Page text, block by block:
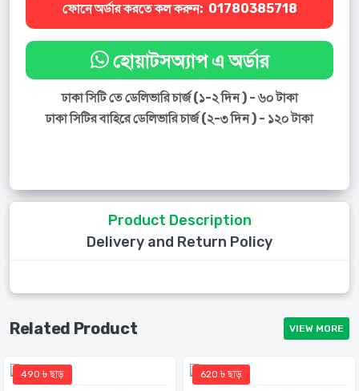
ফোনে অর্ডার করতে কল করুন: 01780385718
হোয়াটসঅ্যাপ এ অর্ডার
ঢাকা সিটি তে ডেলিভারি চার্জ (১-২ দিন ) - ৬০ টাকা
ঢাকা সিটির বাহিরে ডেলিভারি চার্জ (২-৩ দিন ) - ১২০ টাকা
Product Description
Delivery and Return Policy
Related Product VIEW MORE
490 ৳ ছাড় 620 ৳ ছাড়